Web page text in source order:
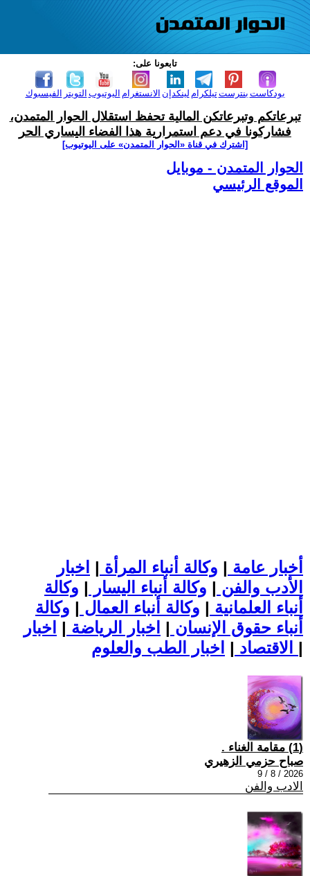
تابعونا على:
الفيسبوك التويتر اليوتيوب الانستغرام لينكدإن تيلكرامبنترست بودكاست
تبرعاتكم وتبرعاتكن المالية تحفظ استقلال الحوار المتمدن،
فشاركونا في دعم استمرارية هذا الفضاء اليساري الحر
[اشترك في قناة ‫«الحوار المتمدن» على اليوتيوب]
الحوار المتمدن - موبايل
الموقع الرئيسي
أخبار عامة | وكالة أنباء المرأة | اخبار
الأدب والفن | وكالة أنباء اليسار | وكالة
أنباء العلمانية | وكالة أنباء العمال | وكالة
أنباء حقوق الإنسان | اخبار الرياضة | اخبار
الاقتصاد | |
(1) مقامة الغناء .
صباح حزمي الزهيري
2026 / 8 / 9
الادب والفن